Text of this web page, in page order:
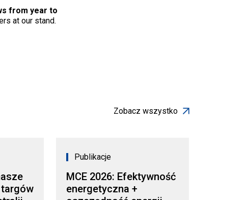
from year to
at our stand.
Zobacz wszystko
Publikacje
MCE 2026: Efektywność
energetyczna +